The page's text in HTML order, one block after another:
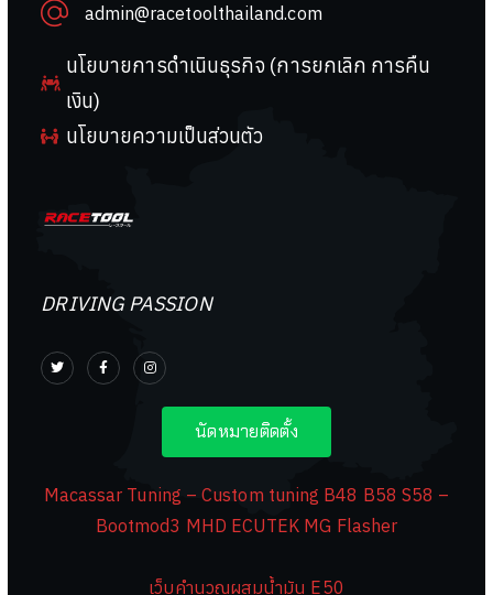
admin@racetoolthailand.com
นโยบายการดำเนินธุรกิจ (การยกเลิก การคืน
เงิน)
นโยบายความเป็นส่วนตัว
DRIVING PASSION
นัดหมายติดตั้ง
Macassar Tuning – Custom tuning B48 B58 S58 –
Bootmod3 MHD ECUTEK MG Flasher
เว็บคำนวณผสมน้ำมัน E50